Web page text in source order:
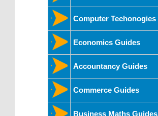
Computer Techonogies
Economics Guides
Accountancy Guides
Commerce Guides
Business Maths Guides